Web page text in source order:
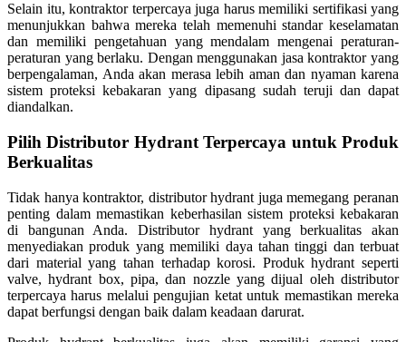
Selain itu, kontraktor terpercaya juga harus memiliki sertifikasi yang
menunjukkan bahwa mereka telah memenuhi standar keselamatan
dan memiliki pengetahuan yang mendalam mengenai peraturan-
peraturan yang berlaku. Dengan menggunakan jasa kontraktor yang
berpengalaman, Anda akan merasa lebih aman dan nyaman karena
sistem proteksi kebakaran yang dipasang sudah teruji dan dapat
diandalkan.
Pilih Distributor Hydrant Terpercaya untuk Produk
Berkualitas
Tidak hanya kontraktor, distributor hydrant juga memegang peranan
penting dalam memastikan keberhasilan sistem proteksi kebakaran
di bangunan Anda. Distributor hydrant yang berkualitas akan
menyediakan produk yang memiliki daya tahan tinggi dan terbuat
dari material yang tahan terhadap korosi. Produk hydrant seperti
valve, hydrant box, pipa, dan nozzle yang dijual oleh distributor
terpercaya harus melalui pengujian ketat untuk memastikan mereka
dapat berfungsi dengan baik dalam keadaan darurat.